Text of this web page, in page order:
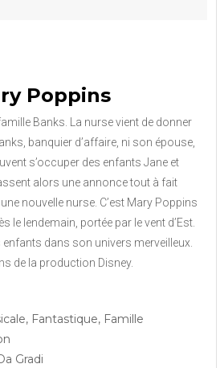
Poppins
Banks. La nurse vient de donner
banquier d’affaire, ni son épouse,
s’occuper des enfants Jane et
alors une annonce tout à fait
nouvelle nurse. C’est Mary Poppins
le lendemain, portée par le vent d’Est.
dans son univers merveilleux.
de la production Disney.
Fantastique, Famille
Gradi